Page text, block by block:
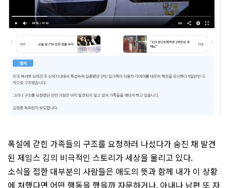
폭설에 갇힌 가족들의 구조를 요청하러 나섰다가 숨진 채 발견
된 제임스 김의 비극적인 스토리가 세상을 울리고 있다.
소식을 접한 대부분의 사람들은 애도의 뜻과 함께 내가 이 상황
에 처했다면 어떤 행동을 했을까 자문하거나, 아내나 남편 또 자